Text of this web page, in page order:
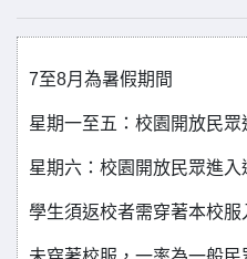
7至8月為暑假期間
星期一至五：校園開放民
星期六：校園開放民眾進
學生須返校者需穿著本校服